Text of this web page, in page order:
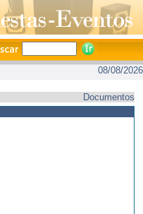
08/08/2026
Documentos